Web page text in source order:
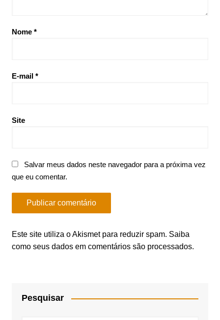
Nome *
E-mail *
Site
Salvar meus dados neste navegador para a próxima vez
que eu comentar.
Este site utiliza o Akismet para reduzir spam. Saiba
como seus dados em comentários são processados.
Pesquisar